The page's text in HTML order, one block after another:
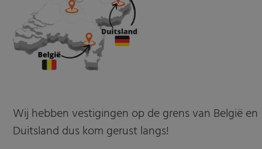
Wij hebben vestigingen op de grens van België en
Duitsland dus kom gerust langs!